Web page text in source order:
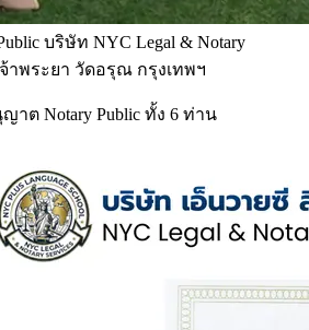
บริษัท NYC Legal & Notary
จ้าพระยา วัดอรุณ กรุงเทพฯ
าต Notary Public ทั้ง 6 ท่าน